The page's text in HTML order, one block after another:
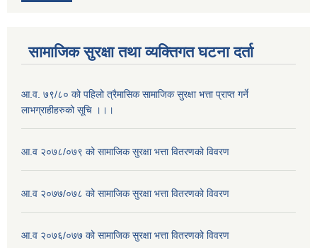
सामाजिक सुरक्षा तथा व्यक्तिगत घटना दर्ता
आ.व. ७९/८० को पहिलो त्रैमासिक सामाजिक सुरक्षा भत्ता प्राप्त गर्ने
लाभग्राहीहरुको सूचि ।।।
आ.व २०७८/०७९ को सामाजिक सुरक्षा भत्ता वितरणको विवरण
आ.व २०७७/०७८ को सामाजिक सुरक्षा भत्ता वितरणको विवरण
आ.व २०७६/०७७ को सामाजिक सुरक्षा भत्ता वितरणको विवरण